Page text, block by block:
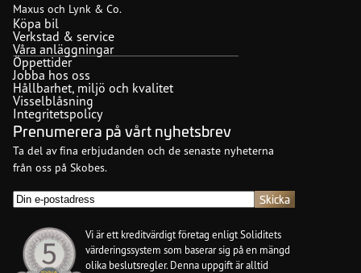
Maxus och Lynk & Co.
Köpa bil
Verkstad & service
Våra anläggningar
Öppettider
Jobba hos oss
Hållbarhet, miljö och kvalitet
Visselblåsning
Integritetspolicy
Prenumerera på vårt nyhetsbrev
Ta del av fina erbjudanden och de senaste nyheterna
från oss på Skobes.
E-
Vi är ett kreditvärdigt företag enligt Soliditets
värderingssystem som baserar sig på en mängd
olika beslutsregler. Denna uppgift är alltid